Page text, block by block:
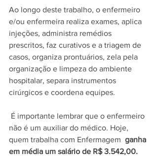
Ao longo deste trabalho, o enfermeiro
e/ou enfermeira realiza exames, aplica
injeções, administra remédios
prescritos, faz curativos e a triagem de
casos, organiza prontuários, zela pela
organização e limpeza do ambiente
hospitalar, separa instrumentos
cirúrgicos e coordena equipes.
não é um auxiliar do médico. Hoje,
quem trabalha com Enfermagem ganha
em média um salário de R$ 3.542,00.